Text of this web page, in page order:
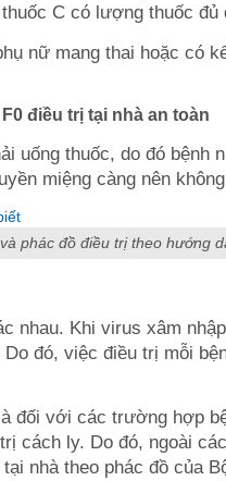
C có lượng thuốc đủ
nữ mang thai hoặc có
điều trị tại nhà an toàn
uống thuốc, do đó bệnh
miệng càng nên
phác đồ điều trị theo hướng
nhau. Khi virus xâm
đó, việc điều trị mỗi
đối với các trường hợp
cách ly. Do đó, ngoài
nhà theo phác đồ của